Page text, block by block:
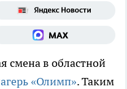
смена в областной
«Олимп». Таким